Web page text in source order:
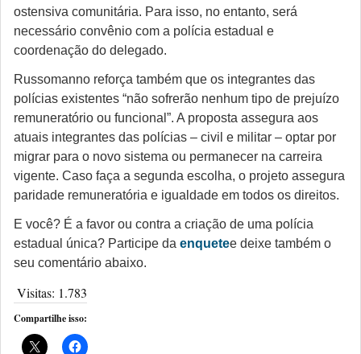
ostensiva comunitária. Para isso, no entanto, será
necessário convênio com a polícia estadual e
coordenação do delegado.
Russomanno reforça também que os integrantes das
polícias existentes “não sofrerão nenhum tipo de prejuízo
remuneratório ou funcional”. A proposta assegura aos
atuais integrantes das polícias – civil e militar – optar por
migrar para o novo sistema ou permanecer na carreira
vigente. Caso faça a segunda escolha, o projeto assegura
paridade remuneratória e igualdade em todos os direitos.
E você? É a favor ou contra a criação de uma polícia
estadual única? Participe da enquetee deixe também o
seu comentário abaixo.
Visitas: 1.783
Compartilhe isso: